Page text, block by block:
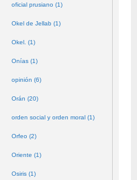
oficial prusiano (1)
Okel de Jellab (1)
Okel. (1)
Onías (1)
opinión (6)
Orán (20)
orden social y orden moral (1)
Orfeo (2)
Oriente (1)
Osiris (1)